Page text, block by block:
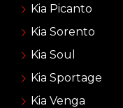
Kia Picanto
Kia Sorento
Kia Soul
Kia Sportage
Kia Venga